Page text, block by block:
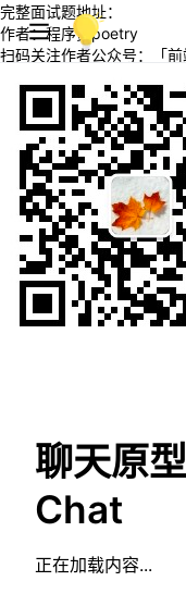
完整面试题地址：
作者：程序员poetry
扫码关注作者公众号：「
聊天原
Chat
正在加载内容...